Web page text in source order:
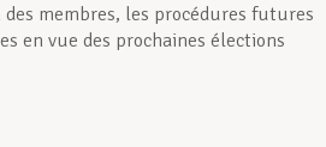
membres, les procédures futures
en vue des prochaines élections